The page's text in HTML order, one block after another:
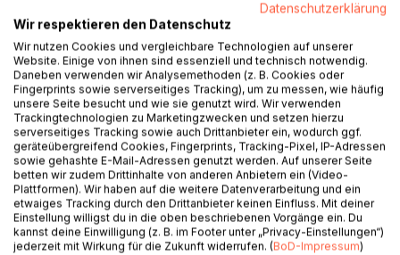
Auf die Merkliste
Titel bewerten
BESCHREIBUNG
Datenschutzerklärung
Wir respektieren den Datenschutz
Wir nutzen Cookies und vergleichbare Technologien auf unserer
Website. Einige von ihnen sind essenziell und technisch notwendig.
Daneben verwenden wir Analysemethoden (z. B. Cookies oder
Fingerprints sowie serverseitiges Tracking), um zu messen, wie häufig
unsere Seite besucht und wie sie genutzt wird. Wir verwenden
Trackingtechnologien zu Marketingzwecken und setzen hierzu
serverseitiges Tracking sowie auch Drittanbieter ein, wodurch ggf.
geräteübergreifend Cookies, Fingerprints, Tracking-Pixel, IP-Adressen
sowie gehashte E-Mail-Adressen genutzt werden. Auf unserer Seite
betten wir zudem Drittinhalte von anderen Anbietern ein (Video-
Plattformen). Wir haben auf die weitere Datenverarbeitung und ein
etwaiges Tracking durch den Drittanbieter keinen Einfluss. Mit deiner
Einstellung willigst du in die oben beschriebenen Vorgänge ein. Du
kannst deine Einwilligung (z. B. im Footer unter „Privacy-Einstellungen“)
jederzeit mit Wirkung für die Zukunft widerrufen. (BoD-Impressum)